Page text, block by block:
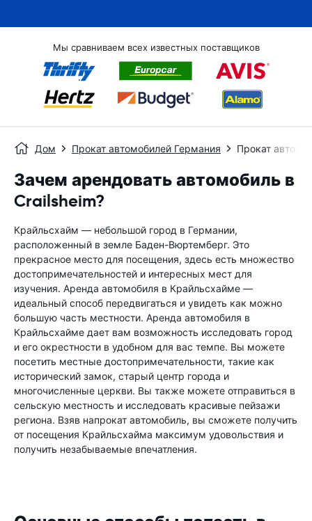
Мы сравниваем всех известных поставщиков
Дом Прокат автомобилей Германия Прокат
Зачем арендовать автомобиль в
Crailsheim?
Крайльсхайм — небольшой город в Германии,
расположенный в земле Баден-Вюртемберг. Это
прекрасное место для посещения, здесь есть множество
достопримечательностей и интересных мест для
изучения. Аренда автомобиля в Крайльсхайме —
идеальный способ передвигаться и увидеть как можно
большую часть местности. Аренда автомобиля в
Крайльсхайме дает вам возможность исследовать город
и его окрестности в удобном для вас темпе. Вы можете
посетить местные достопримечательности, такие как
исторический замок, старый центр города и
многочисленные церкви. Вы также можете отправиться в
сельскую местность и исследовать красивые пейзажи
региона. Взяв напрокат автомобиль, вы сможете получить
от посещения Крайльсхайма максимум удовольствия и
получить незабываемые впечатления.